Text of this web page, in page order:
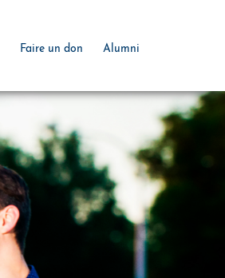
Faire un don Alumni